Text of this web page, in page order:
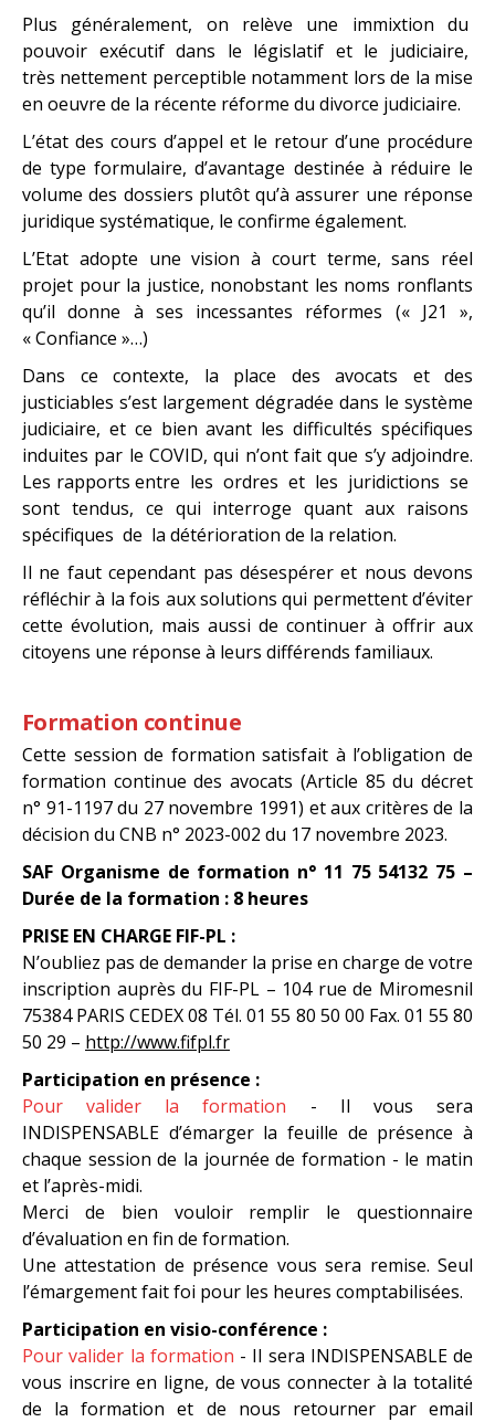
Plus généralement, on relève une immixtion du
pouvoir exécutif dans le législatif et le judiciaire,
très nettement perceptible notamment lors de la mise
en oeuvre de la récente réforme du divorce judiciaire.
L’état des cours d’appel et le retour d’une procédure
de type formulaire, d’avantage destinée à réduire le
volume des dossiers plutôt qu’à assurer une réponse
juridique systématique, le confirme également.
L’Etat adopte une vision à court terme, sans réel
projet pour la justice, nonobstant les noms ronflants
qu’il donne à ses incessantes réformes (« J21 »,
« Confiance »…)
Dans ce contexte, la place des avocats et des
justiciables s’est largement dégradée dans le système
judiciaire, et ce bien avant les difficultés spécifiques
induites par le COVID, qui n’ont fait que s’y adjoindre.
Les rapports entre les ordres et les juridictions se
sont tendus, ce qui interroge quant aux raisons
spécifiques de la détérioration de la relation.
Il ne faut cependant pas désespérer et nous devons
réfléchir à la fois aux solutions qui permettent d’éviter
cette évolution, mais aussi de continuer à offrir aux
citoyens une réponse à leurs différends familiaux.
Formation continue
Cette session de formation satisfait à l’obligation de
formation continue des avocats (Article 85 du décret
n° 91-1197 du 27 novembre 1991) et aux critères de la
décision du CNB n° 2023-002 du 17 novembre 2023.
SAF Organisme de formation n° 11 75 54132 75 –
Durée de la formation : 8 heures
PRISE EN CHARGE FIF-PL :
N’oubliez pas de demander la prise en charge de votre
inscription auprès du FIF-PL – 104 rue de Miromesnil
75384 PARIS CEDEX 08 Tél. 01 55 80 50 00 Fax. 01 55 80
50 29 – http://www.fifpl.fr
Participation en présence :
Pour valider la formation - Il vous sera
INDISPENSABLE d’émarger la feuille de présence à
chaque session de la journée de formation - le matin
et l’après-midi.
Merci de bien vouloir remplir le questionnaire
d’évaluation en fin de formation.
Une attestation de présence vous sera remise. Seul
l’émargement fait foi pour les heures comptabilisées.
Participation en visio-conférence :
Pour valider la formation - Il sera INDISPENSABLE de
vous inscrire en ligne, de vous connecter à la totalité
de la formation et de nous retourner par email